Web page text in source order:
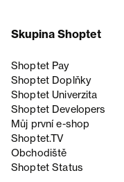
Skupina Shoptet
Shoptet Pay
Shoptet Doplňky
Shoptet Univerzita
Shoptet Developers
Můj první e-shop
Shoptet.TV
Obchodiště
Shoptet Status